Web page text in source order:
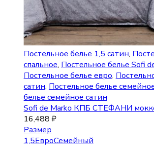
Постельное белье 1,5 сатин,
спальное, Постельное белье Sofi
Постельное белье евро,
сатин, Постельное белье
белье семейное сатин
Sofi de Marko КПБ СТЕФАНИ
16,488 ₽
Размер
1,5ЕвроСемейный